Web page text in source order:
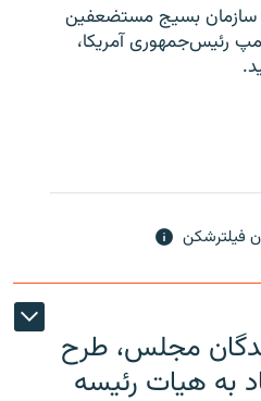
سازمان بسیج مستضعفین
رئیس‌جمهوری آمریکا،
فیلترشکن
مجلس، طرح
به هیات رئیسه